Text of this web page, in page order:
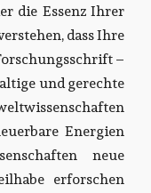
die Essenz Ihrer
dass Ihre
–
und gerechte
Energien
neue
erforschen